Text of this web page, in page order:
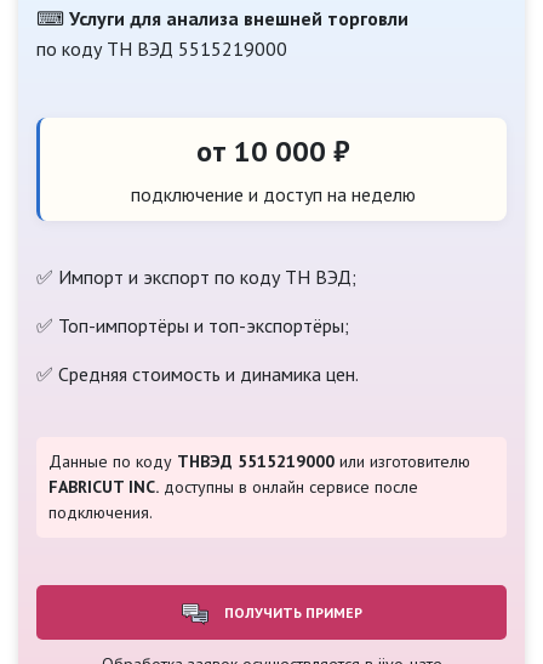
⌨ Услуги для анализа внешней торговли
по коду ТН ВЭД 5515219000
от 10 000 ₽
подключение и доступ на неделю
✅ Импорт и экспорт по коду ТН ВЭД;
✅ Топ-импортёры и топ-экспортёры;
✅ Средняя стоимость и динамика цен.
Данные по коду ТНВЭД 5515219000 или изготовителю
FABRICUT INC. доступны в онлайн сервисе после
подключения.
ПОЛУЧИТЬ ПРИМЕР